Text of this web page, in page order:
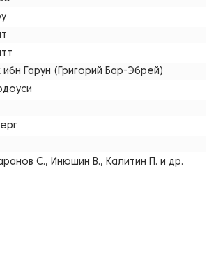
Гарун (Григорий Бар-Эбрей)
С., Инюшин В., Калитин П. и др.